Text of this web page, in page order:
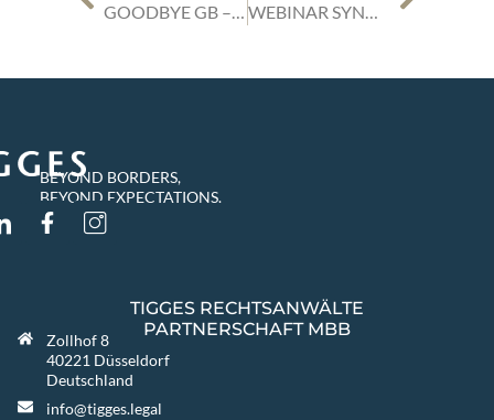
BEYOND BORDERS,
BEYOND EXPECTATIONS.
TIGGES RECHTSANWÄLTE
PARTNERSCHAFT MBB
Zollhof 8
40221 Düsseldorf
Deutschland
info@tigges.legal